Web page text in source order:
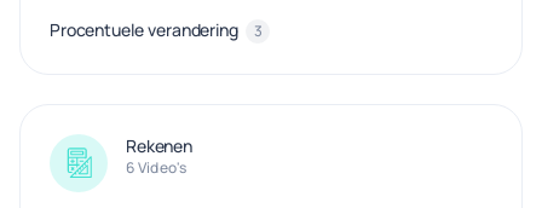
Procentuele verandering 3
Rekenen
6 Video's